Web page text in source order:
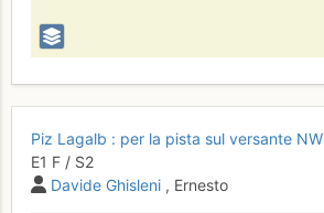
Piz Lagalb : per la pista sul versante NW
E1 F / S2
Davide Ghisleni , Ernesto